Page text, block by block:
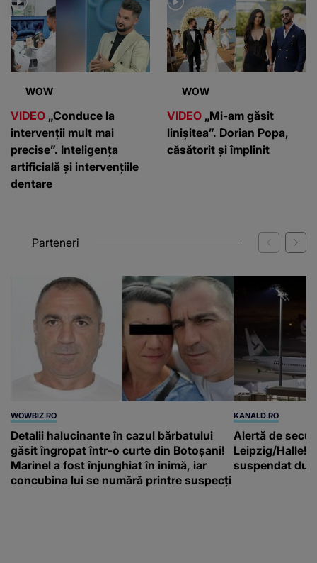
WOW
VIDEO „Conduce la
intervenții mult mai
precise”. Inteligența
artificială și intervențiile
dentare
WOW
VIDEO „Mi-am găsit
linișitea”. Dorian Popa,
căsătorit și împlinit
Parteneri
WOWBIZ.RO
Detalii halucinante în cazul bărbatului
găsit îngropat într-o curte din Botoșani!
Marinel a fost înjunghiat în inimă, iar
concubina lui se numără printre suspecți
KANALD.RO
Alertă de
Leipzig/Halle!
suspendat